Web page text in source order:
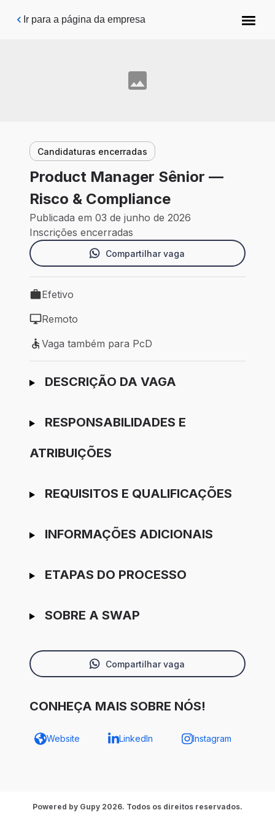
Pular para o conteúdo principal
Ir para a página da empresa
Candidaturas encerradas
Product Manager Sênior —
Risco & Compliance
Publicada em 03 de junho de 2026
Inscrições encerradas
Compartilhar vaga
Tipo de vaga: Efetivo
Efetivo
Modelo de trabalho: Remoto
Remoto
Vaga também para PcD
Vaga também para PcD
Ir para candidatura
DESCRIÇÃO DA VAGA
RESPONSABILIDADES E
ATRIBUIÇÕES
REQUISITOS E QUALIFICAÇÕES
INFORMAÇÕES ADICIONAIS
ETAPAS DO PROCESSO
SOBRE A SWAP
Compartilhar vaga
CONHEÇA MAIS SOBRE NÓS!
Website LinkedIn Instagram
Powered by Gupy 2026. Todos os direitos reservados.